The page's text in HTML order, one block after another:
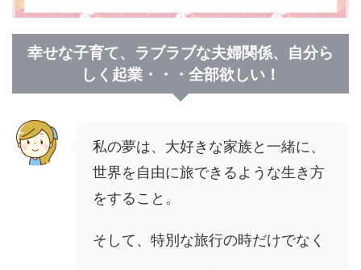
幸せな子育て、ラブラブな夫婦関係、自分ら
しく起業・・・全部欲しい！
私の夢は、大好きな家族と一緒に、
世界を自由に旅できるような生き方
をすること。
そして、特別な旅行の時だけでなく